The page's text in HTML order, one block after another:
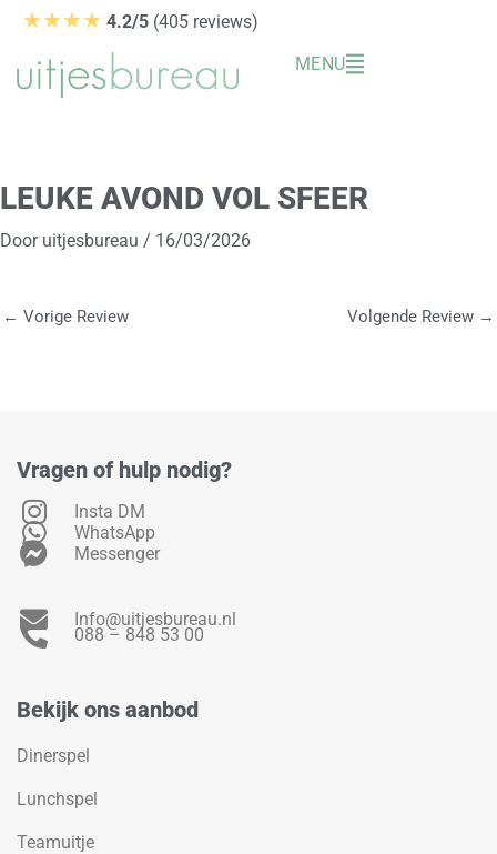
de
★★★★ 4.2/5 (405 reviews)
MENU
LEUKE AVOND VOL SFEER
Door uitjesbureau / 16/03/2026
← Vorige Review Volgende Review →
Vragen of hulp nodig?
Insta DM
WhatsApp
Messenger
Info@uitjesbureau.nl
088 – 848 53 00
Bekijk ons aanbod
Dinerspel
Lunchspel
Teamuitje